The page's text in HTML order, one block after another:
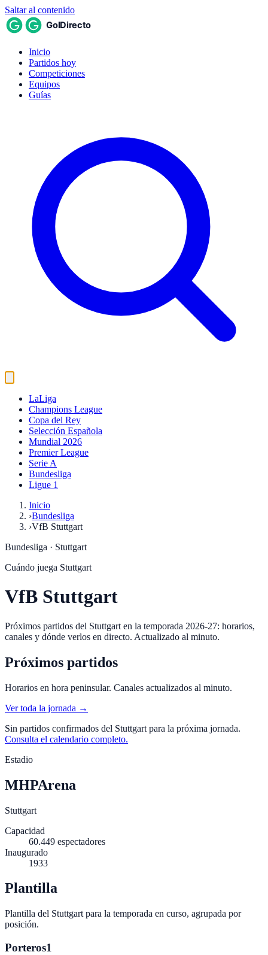
Saltar al contenido
Inicio
Partidos hoy
Competiciones
Equipos
Guías
LaLiga
Champions League
Copa del Rey
Selección Española
Mundial 2026
Premier League
Serie A
Bundesliga
Ligue 1
Inicio
›Bundesliga
›VfB Stuttgart
Bundesliga · Stuttgart
Cuándo juega Stuttgart
VfB Stuttgart
Próximos partidos del Stuttgart en la temporada 2026-27: horarios,
canales y dónde verlos en directo. Actualizado al minuto.
Próximos partidos
Horarios en hora peninsular. Canales actualizados al minuto.
Ver toda la jornada →
Sin partidos confirmados del Stuttgart para la próxima jornada.
Consulta el calendario completo.
Estadio
MHPArena
Stuttgart
Capacidad
60.449 espectadores
Inaugurado
1933
Plantilla
Plantilla del Stuttgart para la temporada en curso, agrupada por
posición.
Porteros1